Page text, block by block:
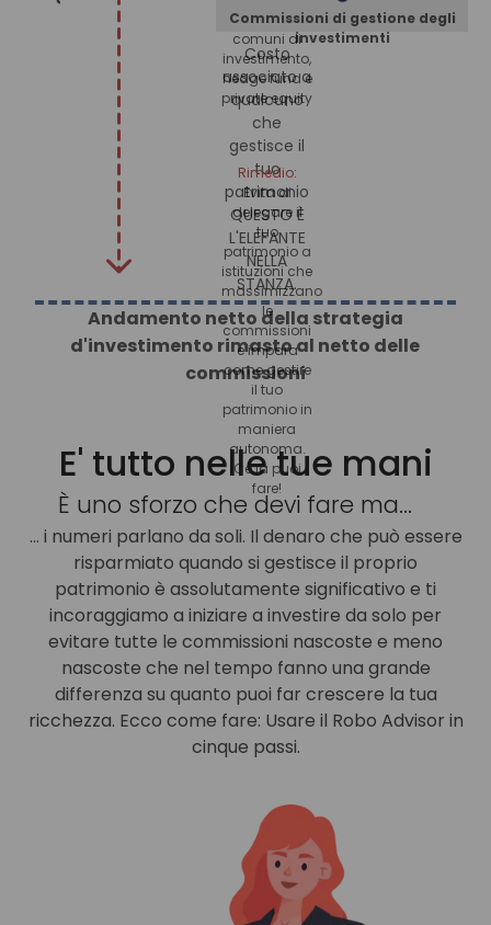
evitare fondi
comuni di
investimento,
hedge fund e
private equity
Commissioni di gestione degli
investimenti
Costo
associato a
qualcuno
che
gestisce il
tuo
patrimonio
QUESTO È
L'ELEFANTE
NELLA
STANZA.
Rimedio:
Evita di
delegare il
tuo
patrimonio a
istituzioni che
massimizzano
le
commissioni
e impara
come gestire
il tuo
patrimonio in
maniera
autonoma.
Ce la puoi
fare!
Andamento netto della strategia
d'investimento rimasto al netto delle
commissioni
E' tutto nelle tue mani
È uno sforzo che devi fare ma...
... i numeri parlano da soli. Il denaro che può essere
risparmiato quando si gestisce il proprio
patrimonio è assolutamente significativo e ti
incoraggiamo a iniziare a investire da solo per
evitare tutte le commissioni nascoste e meno
nascoste che nel tempo fanno una grande
differenza su quanto puoi far crescere la tua
ricchezza. Ecco come fare: Usare il Robo Advisor in
cinque passi.